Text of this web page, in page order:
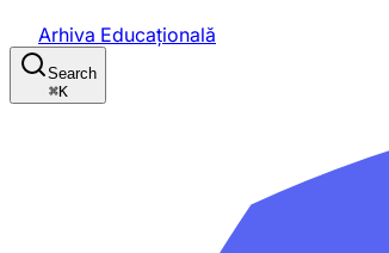
Arhiva Educațională
Search
⌘K